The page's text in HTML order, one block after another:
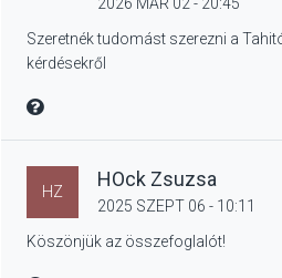
búcsúhétvége lesz
Szeretnék tudomást szerezni a
kérdésekről
MIRE MONDTA
HZ
HOck Zsuzsa
2025 SZEPT 06 - 10:11
Köszönjük az összefoglalót!